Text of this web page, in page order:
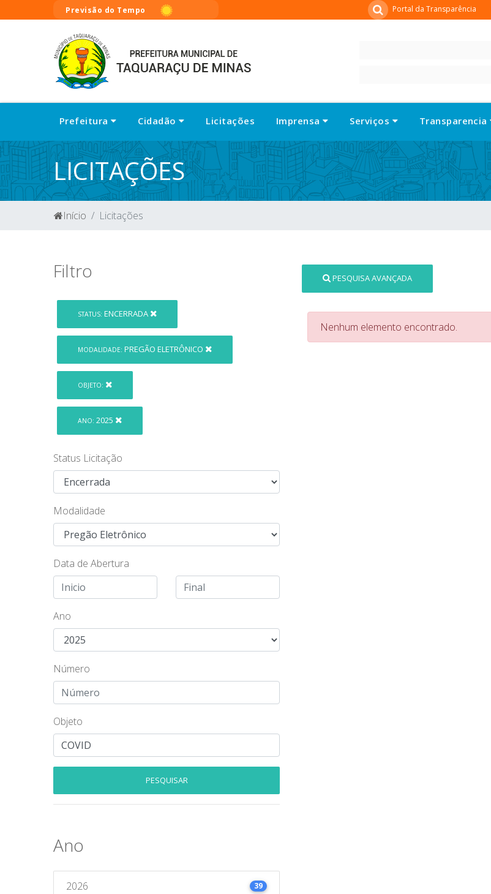
Previsão do Tempo Portal da Transparência
Prefeitura Cidadão Licitações Imprensa Serviços Transparencia
LICITAÇÕES
Início Licitações
Filtro
STATUS: ENCERRADA
MODALIDADE: PREGÃO ELETRÔNICO
OBJETO:
ANO: 2025
Status Licitação
Modalidade
Data de Abertura
Ano
Número
Objeto
PESQUISAR
Ano
2026 39
PESQUISA AVANÇADA
Nenhum elemento encontrado.